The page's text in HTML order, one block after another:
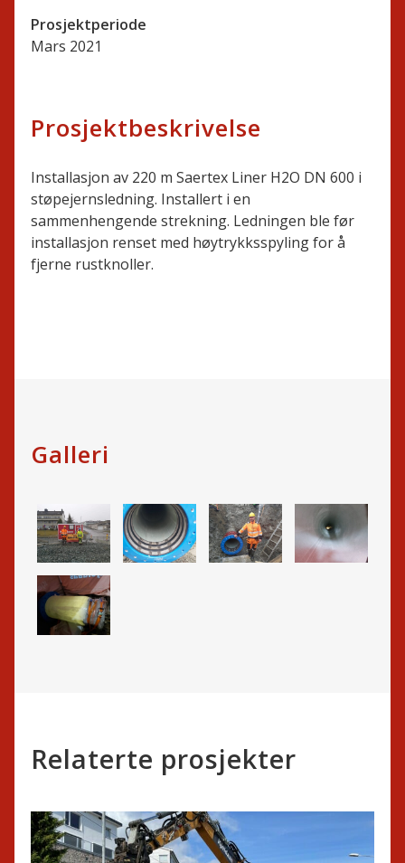
Prosjektperiode
Mars 2021
Prosjektbeskrivelse
Installasjon av 220 m Saertex Liner H2O DN 600 i
støpejernsledning. Installert i en
sammenhengende strekning. Ledningen ble før
installasjon renset med høytrykksspyling for å
fjerne rustknoller.
Galleri
Relaterte prosjekter